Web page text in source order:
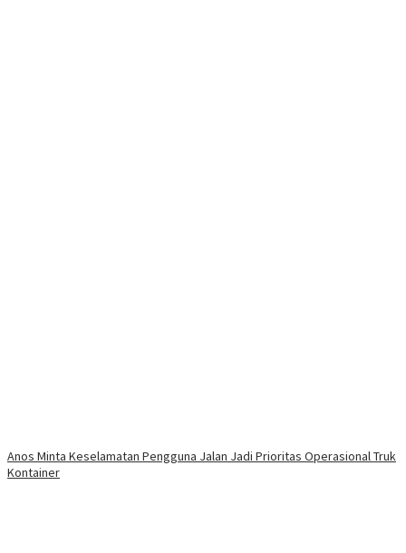
Anos Minta Keselamatan Pengguna Jalan Jadi Prioritas Operasional Truk
Kontainer